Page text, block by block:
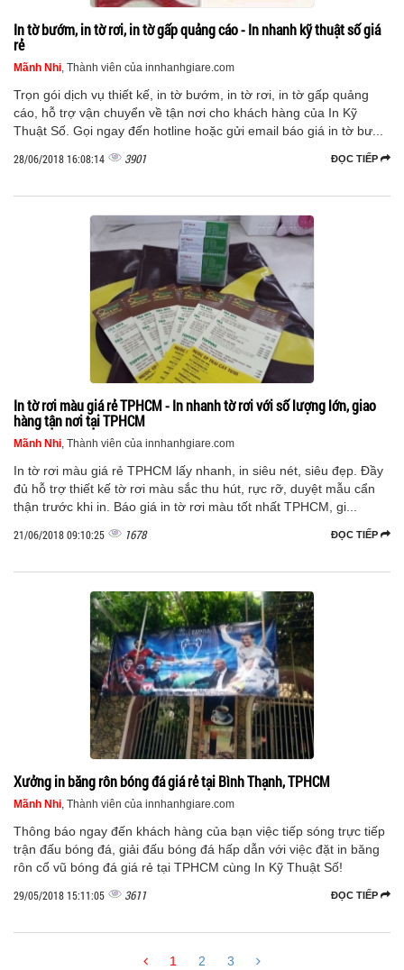
In tờ bướm, in tờ rơi, in tờ gấp quảng cáo - In nhanh kỹ thuật số giá
rẻ
Mãnh Nhi, Thành viên của innhanhgiare.com
Trọn gói dịch vụ thiết kế, in tờ bướm, in tờ rơi, in tờ gấp quảng
cáo, hỗ trợ vận chuyển về tận nơi cho khách hàng của In Kỹ
Thuật Số. Gọi ngay đến hotline hoặc gửi email báo giá in tờ bư...
ĐỌC TIẾP
28/06/2018 16:08:14 3901
In tờ rơi màu giá rẻ TPHCM - In nhanh tờ rơi với số lượng lớn, giao
hàng tận nơi tại TPHCM
Mãnh Nhi, Thành viên của innhanhgiare.com
In tờ rơi màu giá rẻ TPHCM lấy nhanh, in siêu nét, siêu đẹp. Đầy
đủ hỗ trợ thiết kế tờ rơi màu sắc thu hút, rực rỡ, duyệt mẫu cẩn
thận trước khi in. Báo giá in tờ rơi màu tốt nhất TPHCM, gi...
ĐỌC TIẾP
21/06/2018 09:10:25 1678
Xưởng in băng rôn bóng đá giá rẻ tại Bình Thạnh, TPHCM
Mãnh Nhi, Thành viên của innhanhgiare.com
Thông báo ngay đến khách hàng của bạn việc tiếp sóng trực tiếp
trận đấu bóng đá, giải đấu bóng đá hấp dẫn với việc đặt in băng
rôn cổ vũ bóng đá giá rẻ tại TPHCM cùng In Kỹ Thuật Số!
ĐỌC TIẾP
29/05/2018 15:11:05 3611
1 2 3